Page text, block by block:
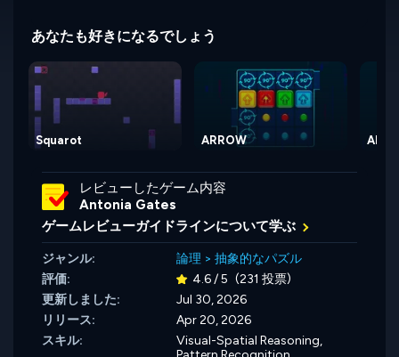
あなたも好きになるでしょう
Squarot ARROW
レビューしたゲーム内容
Antonia Gates
ゲームレビューガイドラインについて学ぶ
ジャンル: 論理 > 抽象的なパズル
評価:
4.6 / 5 (231 投票)
更新しました:
Jul 30, 2026
リリース:
Apr 20, 2026
スキル:
Visual-Spatial Reasoning,